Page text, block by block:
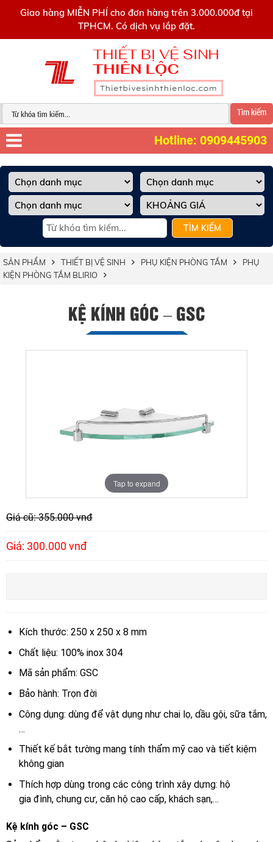
Giao hàng MIỄN PHÍ cho đơn hàng trên 3.000.000đ tại
TPHCM. Có dịch vụ lắp đặt.
Tìm kiếm
Hotline: 0909445903
TÌM KIẾM
SẢN PHẨM THIẾT BỊ VỆ SINH PHỤ KIỆN PHÒNG TẮM
PHỤ
KIỆN PHÒNG TẮM BLIRIO
KỆ KÍNH GÓC – GSC
Tap to expand
Giá cũ: 355.000 vnđ
Giá: 300.000 vnđ
Kích thước: 250 x 250 x 8 mm
Chất liệu: 100% inox 304
Mã sản phẩm: GSC
Bảo hành: Trọn đời
Công dụng: dùng để vật dụng như chai lọ, dầu gội, sữa tắm,
…
Thiết kế bắt tường mang tính thẩm mỹ cao và tiết kiệm
không gian
Thích hợp dùng trong các công trình xây dựng: hộ
gia đình, chung cư, căn hộ cao cấp, khách sạn,…
Kệ kính góc – GSC
0909445903